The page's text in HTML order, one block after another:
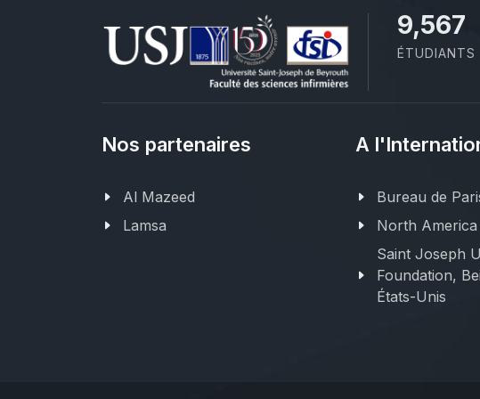
11,110
ÉTUDIANTS
Nos partenaires
Al Mazeed
Lamsa
A
Bureau de
North America
Saint Joseph
Foundation,
États-Unis